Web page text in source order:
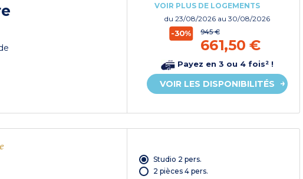
VOIR PLUS DE LOGEMENTS
du23/08/2026 au 30/08/2026
-30% 945 €
661,50 €
Payez en 3 ou 4 fois² !
VOIR LES DISPONIBILITÉS
Studio 2 pers.
2 pièces 4 pers.